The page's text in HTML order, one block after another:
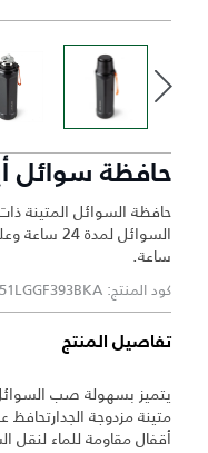
حافظة سوائل
حافظة السوائل المتينة
ساعة.
كود المنتج: 51LGGF393BKA
تفاصيل المنتج
يتميز بسهولة صب
متينة مزدوجة
أقفال مقاومة للماء